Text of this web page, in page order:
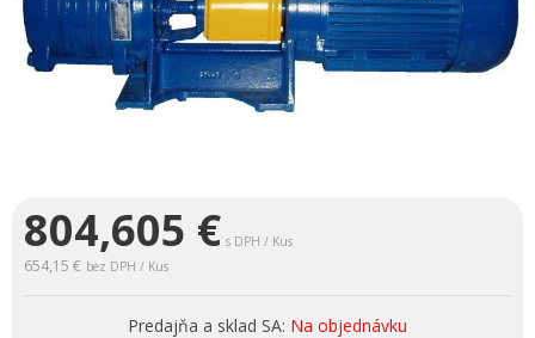
804,605 € s DPH / Kus
654,15 € bez DPH / Kus
Predajňa a sklad SA: Na objednávku